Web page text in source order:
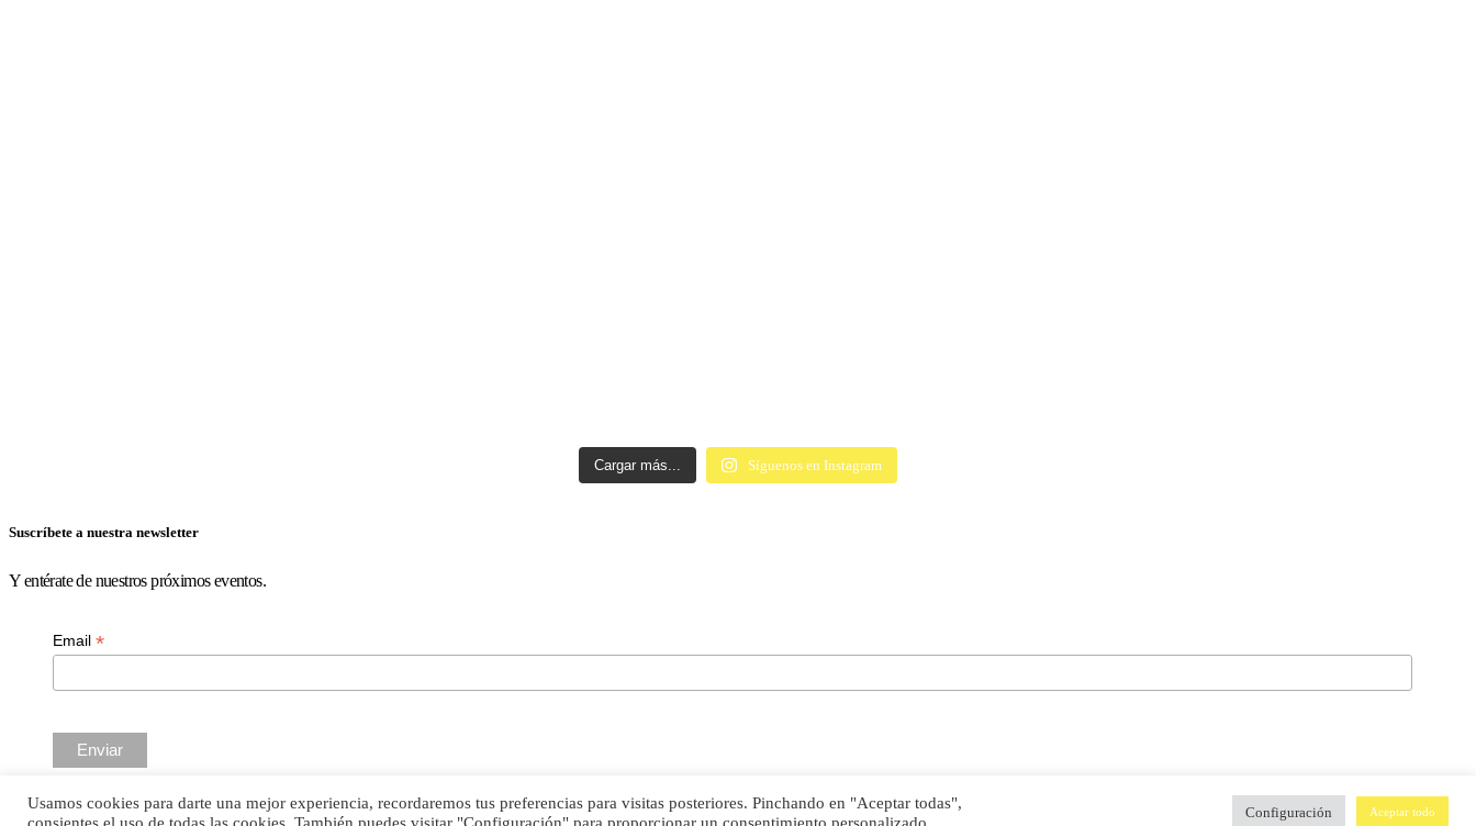
Cargar más... Síguenos en Instagram
Suscríbete a nuestra newsletter
Y entérate de nuestros próximos eventos.
Email *
© Mi Chambergo de Entretiempo ~ 2022
Usamos cookies para darte una mejor experiencia, recordaremos tus preferencias para visitas posteriores. Pinchando en "Aceptar todas",
consientes el uso de todas las cookies. También puedes visitar "Configuración" para proporcionar un consentimiento personalizado.
Configuración Aceptar todo